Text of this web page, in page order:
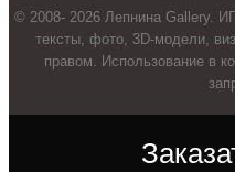
© 2008- 2026 Лепнина Gallery.
тексты, фото, 3D-модели,
правом. Использование в